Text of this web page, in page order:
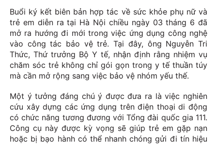
Buổi ký kết biên bản hợp tác về sức khỏe phụ nữ và
trẻ em diễn ra tại Hà Nội chiều ngày 03 tháng 6 đã
mở ra hướng đi mới trong việc ứng dụng công nghệ
vào công tác bảo vệ trẻ. Tại đây, ông Nguyễn Tri
Thức, Thứ trưởng Bộ Y tế, nhận định rằng nhiệm vụ
chăm sóc trẻ không chỉ gói gọn trong y tế thuần túy
mà cần mở rộng sang việc bảo vệ nhóm yếu thế.
Một ý tưởng đáng chú ý được đưa ra là việc nghiên
cứu xây dựng các ứng dụng trên điện thoại di động
có chức năng tương đương với Tổng đài quốc gia 111.
Công cụ này được kỳ vọng sẽ giúp trẻ em gặp nạn
hoặc bị bạo hành có thể nhanh chóng gửi đi tín hiệu